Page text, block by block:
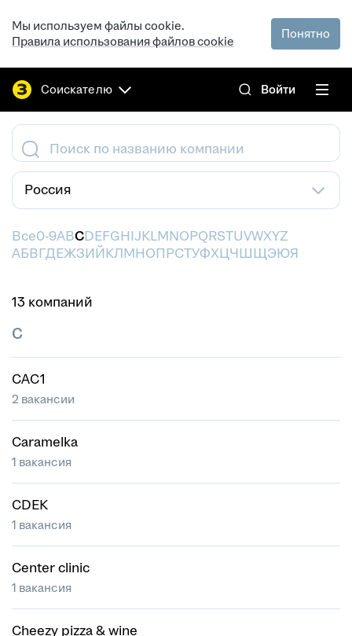
Мы используем файлы cookie.
Правила использования файлов cookie
Понятно
Соискателю Войти
Поиск по названию компании
Россия
Все0-9ABCDEFGHIJKLMNOPQRSTUVWXYZ
АБВГДЕЖЗИЙКЛМНОПРСТУФХЦЧШЩЭЮЯ
13 компаний
C
CAC1
2 вакансии
Caramelka
1 вакансия
CDEK
1 вакансия
Center clinic
1 вакансия
Cheezy pizza & wine